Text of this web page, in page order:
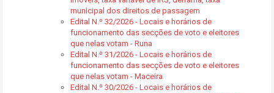
municipal dos direitos de passagem
Edital N.º 32/2026 - Locais e horários de
funcionamento das secções de voto e eleitores
que nelas votam - Runa
Edital N.º 31/2026 - Locais e horários de
funcionamento das secções de voto e eleitores
que nelas votam - Maceira
Edital N.º 30/2026 - Locais e horários de